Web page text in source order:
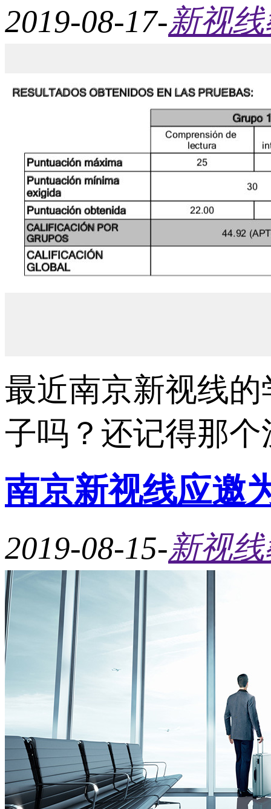
2019-08-17-新视
最近南京新视线
子吗？还记得那个
南京新视线应邀
2019-08-15-新视